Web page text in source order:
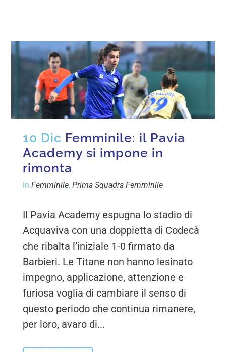
10 Dic Femminile: il Pavia
Academy si impone in
rimonta
inFemminile,Prima Squadra Femminile
Il Pavia Academy espugna lo stadio di
Acquaviva con una doppietta di Codecà
che ribalta l’iniziale 1-0 firmato da
Barbieri. Le Titane non hanno lesinato
impegno, applicazione, attenzione e
furiosa voglia di cambiare il senso di
questo periodo che continua rimanere,
per loro, avaro di...